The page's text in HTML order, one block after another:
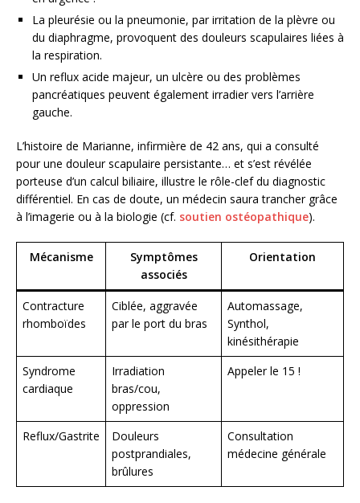
La pleurésie ou la pneumonie, par irritation de la plèvre ou
du diaphragme, provoquent des douleurs scapulaires liées à
la respiration.
Un reflux acide majeur, un ulcère ou des problèmes
pancréatiques peuvent également irradier vers l’arrière
gauche.
L’histoire de Marianne, infirmière de 42 ans, qui a consulté
pour une douleur scapulaire persistante… et s’est révélée
porteuse d’un calcul biliaire, illustre le rôle-clef du diagnostic
différentiel. En cas de doute, un médecin saura trancher grâce
à l’imagerie ou à la biologie (cf. soutien ostéopathique).
Mécanisme
Symptômes
associés
Orientation
Contracture
rhomboïdes
Ciblée, aggravée
par le port du bras
Automassage,
Synthol,
kinésithérapie
Syndrome
cardiaque
Irradiation
bras/cou,
oppression
Appeler le 15 !
Reflux/Gastrite
Douleurs
postprandiales,
brûlures
Consultation
médecine générale